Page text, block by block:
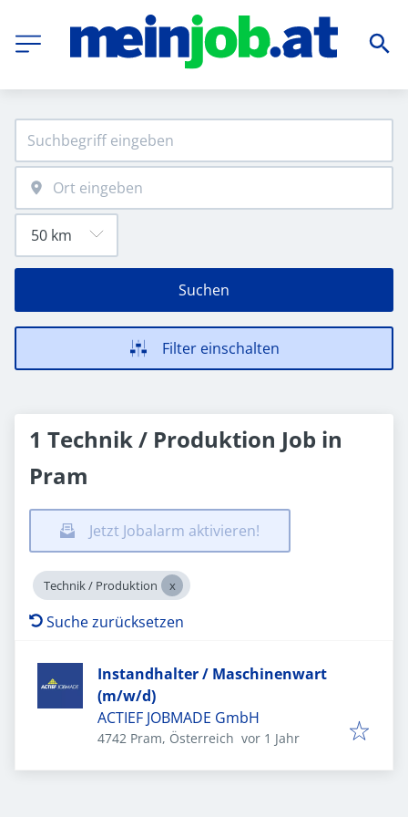
Suchen
Filter einschalten
1 Technik / Produktion Job in
Pram
Jetzt Jobalarm aktivieren!
Technik / Produktion
Suche zurücksetzen
Instandhalter / Maschinenwart
(m/w/d)
ACTIEF JOBMADE GmbH
4742 Pram, Österreich Veröffentlicht
vor 1 Jahr